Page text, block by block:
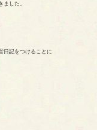
ました。
日記をつけることに